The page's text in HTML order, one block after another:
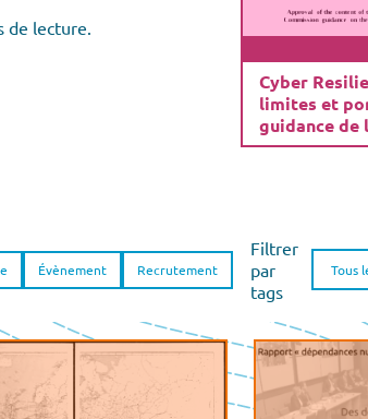
de lecture.
Cyber
limites et
guidance de
Évènement Recrutement
Filtrer
par
tags